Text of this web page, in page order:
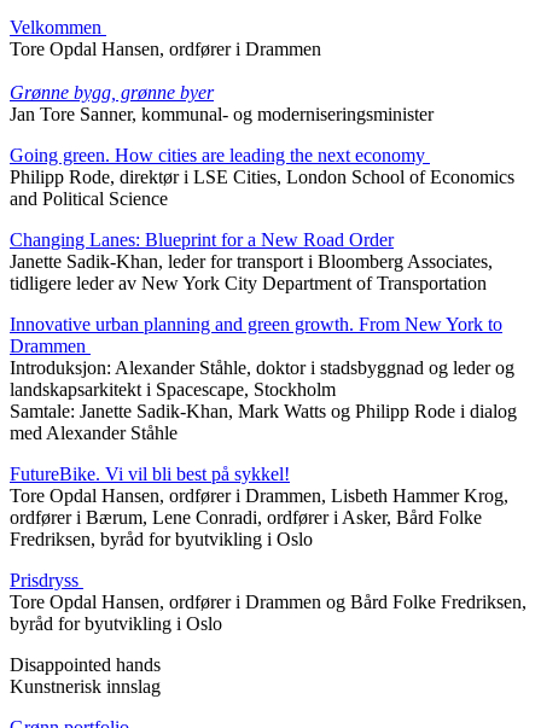
Velkommen
Tore Opdal Hansen, ordfører i Drammen
Grønne bygg, grønne byer
Jan Tore Sanner, kommunal- og moderniseringsminister
Going green. How cities are leading the next economy
Philipp Rode, direktør i LSE Cities, London School of Economics
and Political Science
Changing Lanes: Blueprint for a New Road Order
Janette Sadik-Khan, leder for transport i Bloomberg Associates,
tidligere leder av New York City Department of Transportation
Innovative urban planning and green growth. From New York to
Drammen
Introduksjon: Alexander Ståhle, doktor i stadsbyggnad og leder og
landskapsarkitekt i Spacescape, Stockholm
Samtale: Janette Sadik-Khan, Mark Watts og Philipp Rode i dialog
med Alexander Ståhle
FutureBike. Vi vil bli best på sykkel!
Tore Opdal Hansen, ordfører i Drammen, Lisbeth Hammer Krog,
ordfører i Bærum, Lene Conradi, ordfører i Asker, Bård Folke
Fredriksen, byråd for byutvikling i Oslo
Prisdryss
Tore Opdal Hansen, ordfører i Drammen og Bård Folke Fredriksen,
byråd for byutvikling i Oslo
Disappointed hands
Kunstnerisk innslag